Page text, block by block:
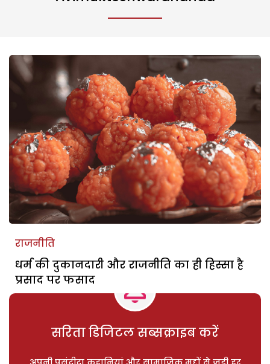
राजनीति
धर्म की दुकानदारी और राजनीति का ही हिस्सा है
प्रसाद पर फसाद
सरिता डिजिटल सब्सक्राइब करें